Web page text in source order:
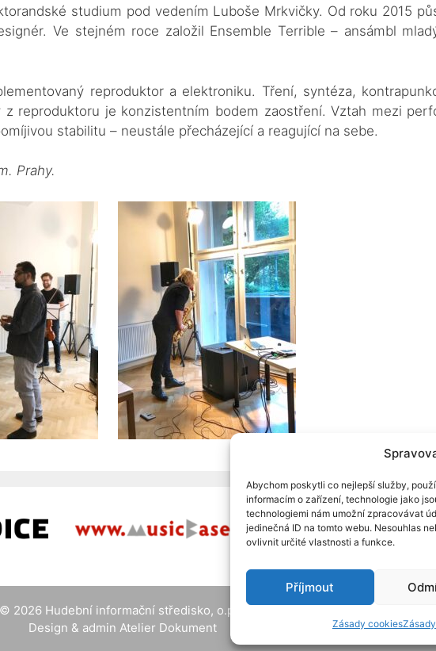
Abychom poskytli co nejlepší služby,
informacím o zařízení, technologie jako
technologiemi nám umožní zpracovávat
jedinečná ID na tomto webu. Nesouhlas
ovlivnit určité vlastnosti a funkce.
Příjmout
Zásady cookies
studium pod vedením Luboše Mrkvičky. Od roku 2015
Ve stejném roce založil Ensemble Terrible – ansámbl
reproduktor a elektroniku. Tření, syntéza,
reproduktoru je konzistentním bodem zaostření. Vztah mezi
stabilitu – neustále přecházející a reagující na sebe.
Prahy.
© 2026Hudební informační středisko, o.p.s.
Design & admin Atelier Dokument